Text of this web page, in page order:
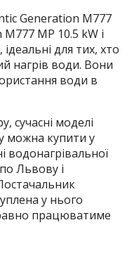
Generation M777
MP 10.5 kW і
для тих, хто
нагрів води. Вони
води в
сучасні моделі
можна купити у
водонагрівальної
Львову і
у нього
працюватиме